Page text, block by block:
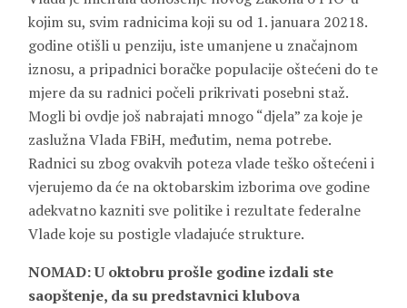
kojim su, svim radnicima koji su od 1. januara 20218.
godine otišli u penziju, iste umanjene u značajnom
iznosu, a pripadnici boračke populacije oštećeni do te
mjere da su radnici počeli prikrivati posebni staž.
Mogli bi ovdje još nabrajati mnogo “djela” za koje je
zaslužna Vlada FBiH, međutim, nema potrebe.
Radnici su zbog ovakvih poteza vlade teško oštećeni i
vjerujemo da će na oktobarskim izborima ove godine
adekvatno kazniti sve politike i rezultate federalne
Vlade koje su postigle vladajuće strukture.
NOMAD: U oktobru prošle godine izdali ste
saopštenje, da su predstavnici klubova